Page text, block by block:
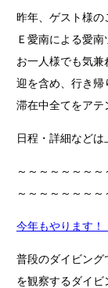
昨年、ゲスト様の
Ｅ愛南による愛南
お一人様でも気
迎を含め、行き帰
滞在中全てをアテ
日程・詳細などは
～～～～～～～
～～～～～～～
今年もやります
普段のダイビング
を観察するダイ